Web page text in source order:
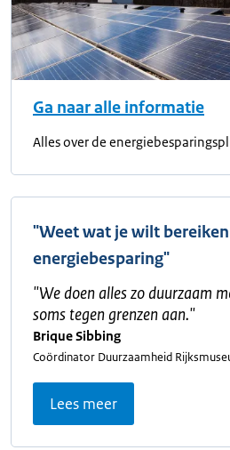
Ga naar alle informatie
Alles over de
"Weet wat je wilt
energiebesparing"
"We doen alles zo duurzaam
soms tegen grenzen aan."
Brique Sibbing
Coördinator Duurzaamheid
Lees meer